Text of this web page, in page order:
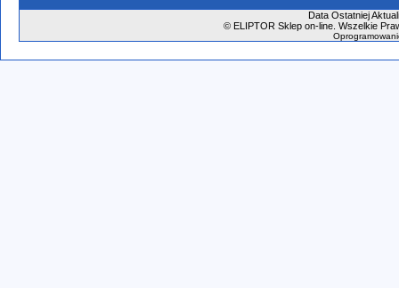
Data Ostatniej
©ELIPTOR Sklep on-line. Wszelkie